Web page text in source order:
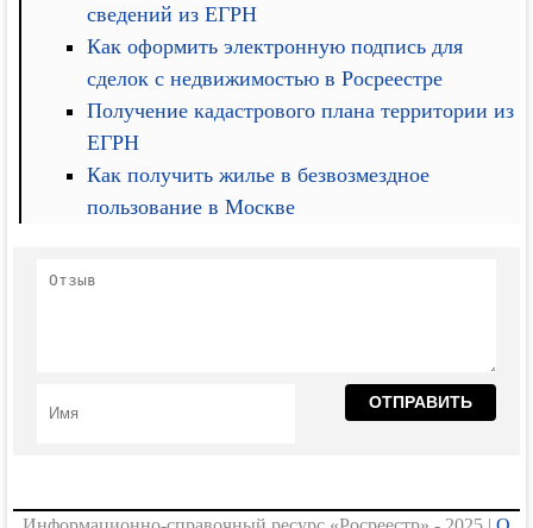
сведений из ЕГРН
Как оформить электронную подпись для
сделок с недвижимостью в Росреестре
Получение кадастрового плана территории из
ЕГРН
Как получить жилье в безвозмездное
пользование в Москве